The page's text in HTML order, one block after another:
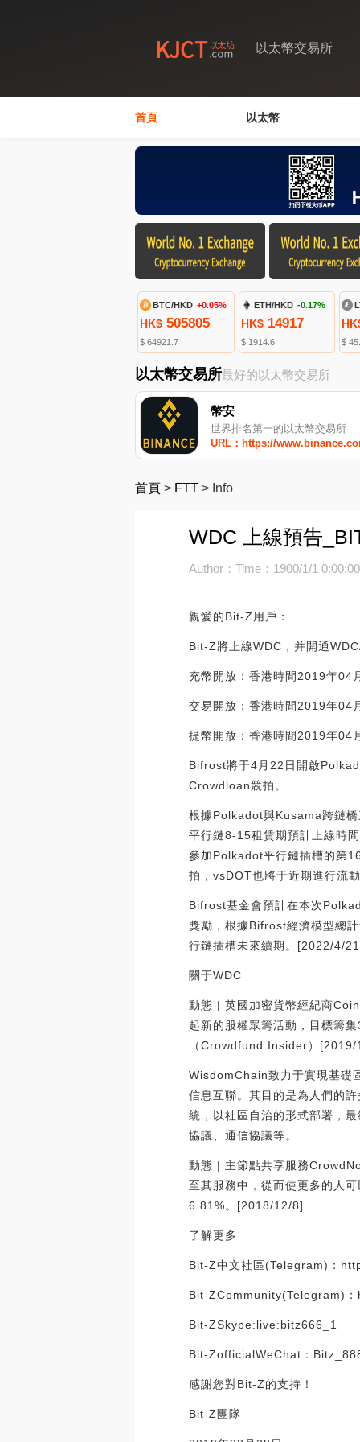
以太幣交易所
首頁 以太幣
BTC/HKD +0.05%
HK$ 505805
$ 64921.7
ETH/HKD -0.17%
HK$14917
$ 1914.6 $
以太幣交易所最好的以太幣交易所
幣安
世界排名第一的以太幣交易所
URL：https://
首頁 > FTT > Info
WDC 上線預告
Author：Time：1900/1/1 0:00:00
親愛的Bit-Z用戶：
Bit-Z將上線WDC，并開通
充幣開放：香港時間2019年04
交易開放：香港時間2019年04
提幣開放：香港時間2019年04
Bifrost將于4月22日開啟
Crowdloan競拍。
根據Polkadot與Kusama跨鏈
平行鏈8-15租賃期預計上線時
參加Polkadot平行鏈插槽的第
拍，vsDOT也將于近期進行流
Bifrost基金會預計在本次
獎勵，根據Bifrost經濟模型總
行鏈插槽未來續期。[2022/4/
關于WDC
動態 | 英國加密貨幣經紀商
起新的股權眾籌活動，目標籌
（Crowdfund Insider）
WisdomChain致力于實現基礎
信息互聯。其目的是為人們的
統，以社區自治的形式部署，
協議、通信協議等。
動態 | 主節點共享服務
至其服務中，從而使更多的人
6.81%。[2018/12/8]
了解更多
Bit-Z中文社區(Telegram)：
Bit-ZCommunity(Telegram)
Bit-ZSkype:live:bitz666_1
Bit-ZofficialWeChat：
感謝您對Bit-Z的支持！
Bit-Z團隊